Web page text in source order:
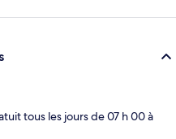
tous les jours de 07 h 00 à